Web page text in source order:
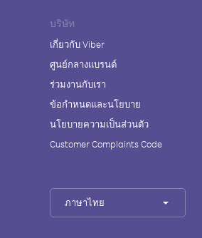
บริษัท
เกี่ยวกับ Viber
ศูนย์กลางแบรนด์
ร่วมงานกับเรา
ข้อกำหนดและนโยบาย
นโยบายความเป็นส่วนตัว
Customer Complaints Code
ภาษาไทย